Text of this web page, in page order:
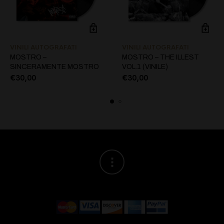
MOSTRO –
SINCERAMENTE MOSTRO
€30,00
MOSTRO – THE ILLEST
VOL.1 (VINILE)
€30,00